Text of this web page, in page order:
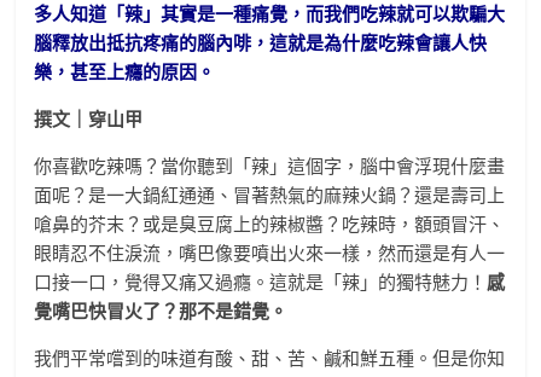
多人知道「辣」其實是一種痛覺，而我們吃辣就可以欺騙大
腦釋放出抵抗疼痛的腦內啡，這就是為什麼吃辣會讓人快
樂，甚至上癮的原因。
撰文｜穿山甲
你喜歡吃辣嗎？當你聽到「辣」這個字，腦中會浮現什麼畫
面呢？是一大鍋紅通通、冒著熱氣的麻辣火鍋？還是壽司上
嗆鼻的芥末？或是臭豆腐上的辣椒醬？吃辣時，額頭冒汗、
眼睛忍不住淚流，嘴巴像要噴出火來一樣，然而還是有人一
口接一口，覺得又痛又過癮。這就是「辣」的獨特魅力！ 感
覺嘴巴快冒火了？那不是錯覺。
我們平常嚐到的味道有酸、甜、苦、鹹和鮮五種。但是你知